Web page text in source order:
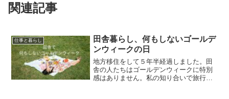
関連記事
仕事と暮らし
田舎暮らし、何もしないゴールデ
ンウィークの日
地方移住をして５年半経過しました。田
舎の人たちはゴールデンウィークに特別
感はありません。私の知り合いで旅行に